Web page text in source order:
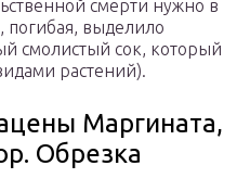
смерти нужно в
погибая, выделило
смолистый сок, который
растений).
Маргината,
Обрезка